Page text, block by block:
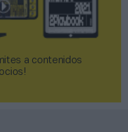
a contenidos